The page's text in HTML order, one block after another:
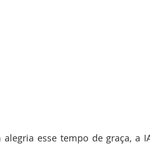
alegria esse tempo de graça, a